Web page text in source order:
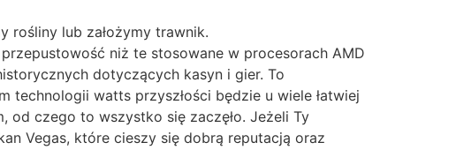
rośliny lub założymy trawnik.
niż te stosowane w procesorach AMD
dotyczących kasyn i gier. To
technologii watts przyszłości będzie u wiele łatwiej
od czego to wszystko się zaczęło. Jeżeli Ty
Vegas, które cieszy się dobrą reputacją oraz